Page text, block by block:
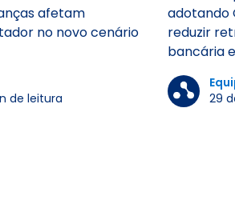
afetam
no novo cenário
de leitura
adotando
reduzir
bancária
29